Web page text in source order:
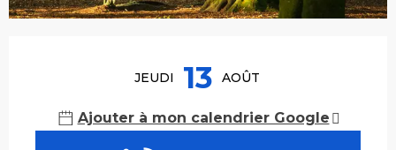
JEUDI 13 AOÛT
Ajouter à mon calendrier Google